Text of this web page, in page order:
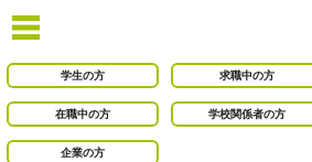
学生の方 求職中の方
在職中の方 学校関係者の方
企業の方